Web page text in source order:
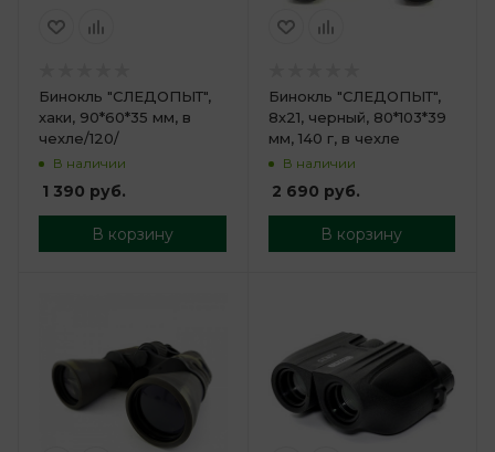
Бинокль "СЛЕДОПЫТ",
хаки, 90*60*35 мм, в
чехле/120/
В наличии
1 390 руб.
В корзину
Бинокль "СЛЕДОПЫТ",
8х21, черный, 80*103*39
мм, 140 г, в чехле
В наличии
2 690 руб.
В корзину